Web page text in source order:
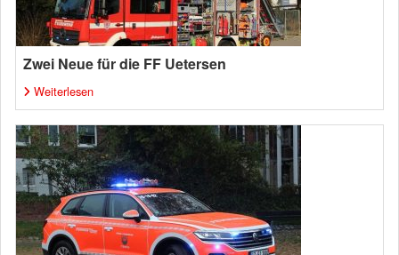
Zwei Neue für die FF Uetersen
Weiterlesen